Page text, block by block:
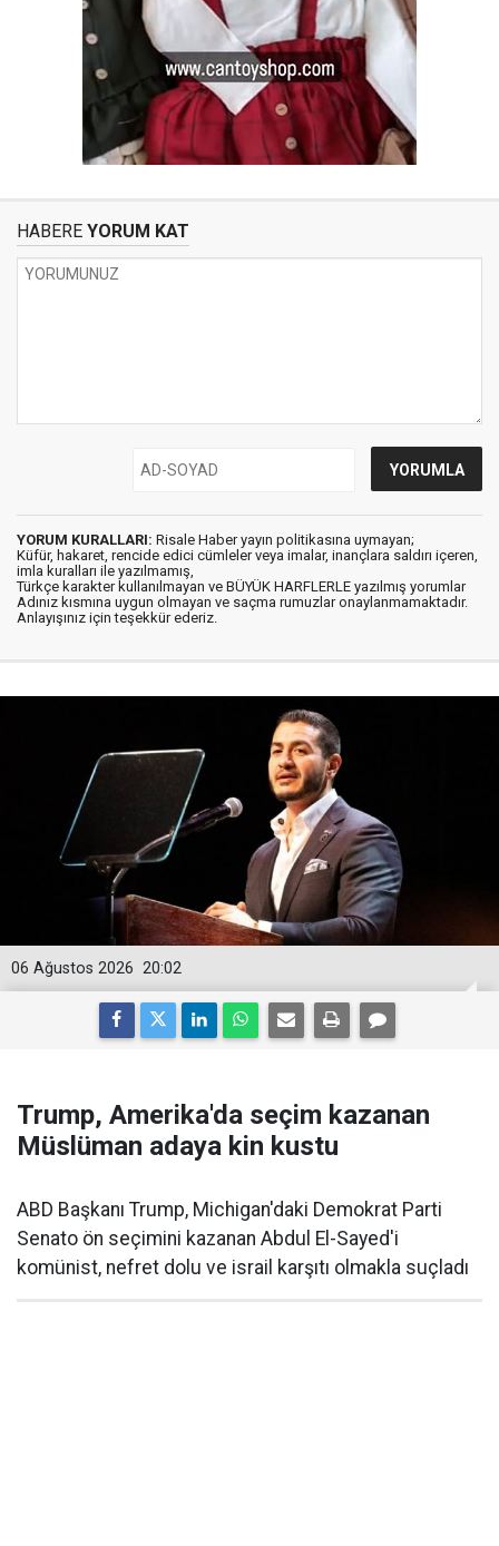
HABERE YORUM KAT
YORUM KURALLARI: Risale Haber yayın politikasına uymayan;
Küfür, hakaret, rencide edici cümleler veya imalar, inançlara saldırı içeren,
imla kuralları ile yazılmamış,
Türkçe karakter kullanılmayan ve BÜYÜK HARFLERLE yazılmış yorumlar
Adınız kısmına uygun olmayan ve saçma rumuzlar onaylanmamaktadır.
Anlayışınız için teşekkür ederiz.
20:02
06 Ağustos 2026
Trump, Amerika'da seçim kazanan
Müslüman adaya kin kustu
ABD Başkanı Trump, Michigan'daki Demokrat Parti
Senato ön seçimini kazanan Abdul El-Sayed'i
komünist, nefret dolu ve israil karşıtı olmakla suçladı